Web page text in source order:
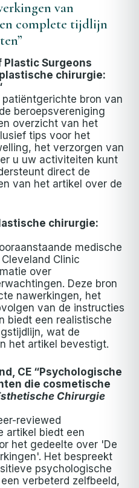
van
complete tijdlijn
Surgeons
chirurgie:
patiëntgerichte bron van
beroepsvereniging
overzicht van het
tips voor het
het verzorgen van
u uw activiteiten kunt
direct de
van het artikel over de
chirurgie:
medische
Clinic
over
Deze bron
nawerkingen, het
van de instructies
biedt een realistische
wat de
het artikel bevestigt.
CE “Psychologische
die cosmetische
Chirurgie
reviewed
artikel biedt een
het gedeelte over 'De
Het bespreekt
psychologische
verbeterd zelfbeeld,